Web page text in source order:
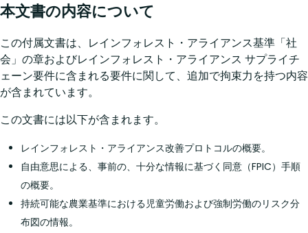
本文書の内容について
この付属文書は、レインフォレスト・アライアンス基準「社
会」の章およびレインフォレスト・アライアンス サプライチ
ェーン要件に含まれる要件に関して、追加で拘束力を持つ内容
が含まれています。
この文書には以下が含まれます。
レインフォレスト・アライアンス改善プロトコルの概要。
自由意思による、事前の、十分な情報に基づく同意（FPIC）手順
の概要。
持続可能な農業基準における児童労働および強制労働のリスク分
布図の情報。